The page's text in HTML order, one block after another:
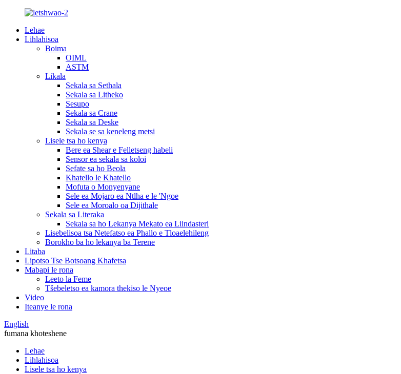
Lehae
Lihlahisoa
Boima
OIML
ASTM
Likala
Sekala sa Sethala
Sekala sa Litheko
Sesupo
Sekala sa Crane
Sekala sa Deske
Sekala se sa keneleng metsi
Lisele tsa ho kenya
Bere ea Shear e Felletseng habeli
Sensor ea sekala sa koloi
Sefate sa ho Beola
Khatello le Khatello
Mofuta o Monyenyane
Sele ea Mojaro ea Ntlha e le 'Ngoe
Sele ea Moroalo oa Dijithale
Sekala sa Literaka
Sekala sa ho Lekanya Mekato ea Liindasteri
Lisebelisoa tsa Netefatso ea Phallo e Tloaelehileng
Borokho ba ho lekanya ba Terene
Litaba
Lipotso Tse Botsoang Khafetsa
Mabapi le rona
Leeto la Feme
Tšebeletso ea kamora thekiso le Nyeoe
Video
Iteanye le rona
English
fumana khoteshene
Lehae
Lihlahisoa
Lisele tsa ho kenya